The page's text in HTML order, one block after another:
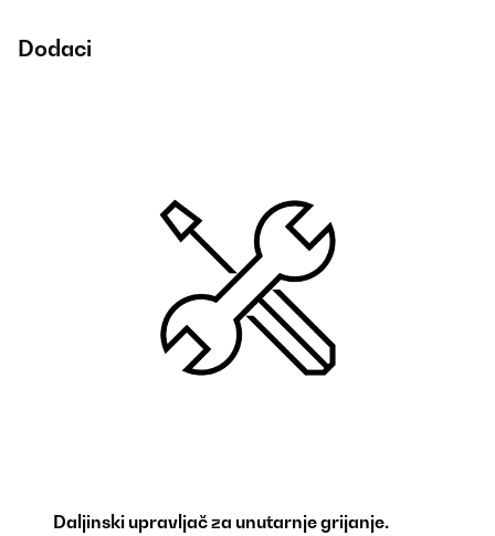
Dodaci
Daljinski upravljač za unutarnje grijanje.